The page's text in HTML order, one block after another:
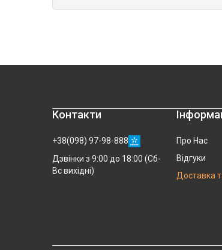
Контакти
+38(098) 97-98-888
Дзвінки з 9:00 до 18:00 (Сб-
Вс вихідні)
Про Нас
Відгуки
Доставка